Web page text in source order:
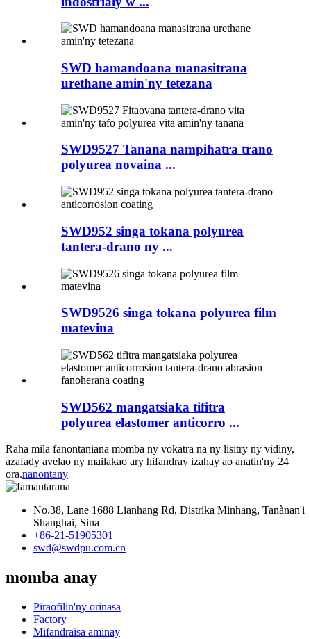
SWD hamandoana manasitrana
urethane amin'ny tetezana
SWD9527 Tanana nampihatra trano
polyurea novaina ...
SWD952 singa tokana polyurea
tantera-drano ny ...
SWD9526 singa tokana polyurea film
matevina
SWD562 mangatsiaka tifitra
polyurea elastomer anticorro ...
Raha mila fanontaniana momba ny vokatra na ny lisitry ny vidiny,
azafady avelao ny mailakao ary hifandray izahay ao anatin'ny 24
ora.nanontany
No.38, Lane 1688 Lianhang Rd, Distrika Minhang, Tanànan'i
Shanghai, Sina
+86-21-51905301
swd@swdpu.com.cn
momba anay
Piraofilin'ny orinasa
Factory
Mifandraisa aminay